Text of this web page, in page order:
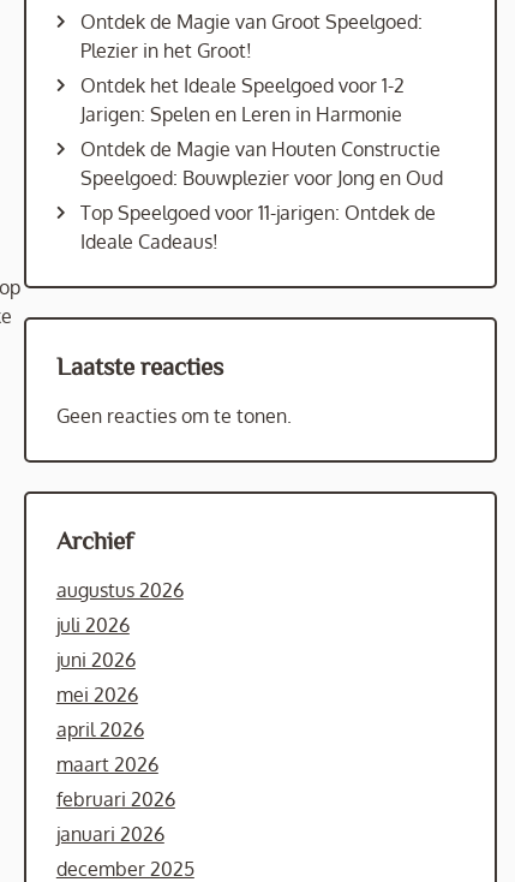
Ontdek de Magie van Groot Speelgoed:
Plezier in het Groot!
Ontdek het Ideale Speelgoed voor 1-2
Jarigen: Spelen en Leren in Harmonie
Ontdek de Magie van Houten Constructie
Speelgoed: Bouwplezier voor Jong en Oud
Top Speelgoed voor 11-jarigen: Ontdek de
Ideale Cadeaus!
Laatste reacties
Geen reacties om te tonen.
Archief
augustus 2026
juli 2026
juni 2026
mei 2026
april 2026
maart 2026
februari 2026
januari 2026
december 2025